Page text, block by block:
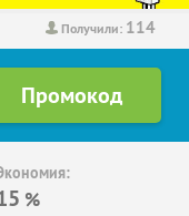
Получили: 114
%